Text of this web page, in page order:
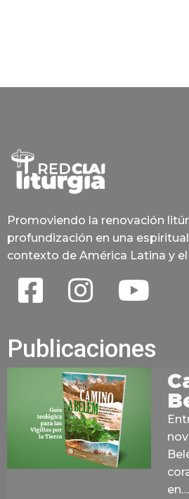
Promoviendo la renovación
profundización en una
contexto de América Latina y
Publicaciones
en…